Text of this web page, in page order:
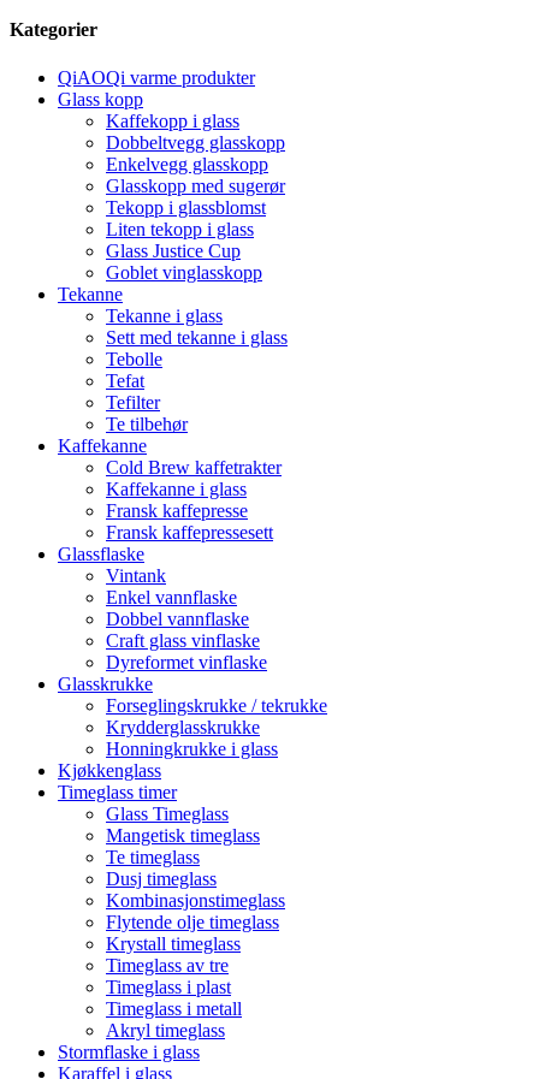
Kategorier
QiAOQi varme produkter
Glass kopp
Kaffekopp i glass
Dobbeltvegg glasskopp
Enkelvegg glasskopp
Glasskopp med sugerør
Tekopp i glassblomst
Liten tekopp i glass
Glass Justice Cup
Goblet vinglasskopp
Tekanne
Tekanne i glass
Sett med tekanne i glass
Tebolle
Tefat
Tefilter
Te tilbehør
Kaffekanne
Cold Brew kaffetrakter
Kaffekanne i glass
Fransk kaffepresse
Fransk kaffepressesett
Glassflaske
Vintank
Enkel vannflaske
Dobbel vannflaske
Craft glass vinflaske
Dyreformet vinflaske
Glasskrukke
Forseglingskrukke / tekrukke
Krydderglasskrukke
Honningkrukke i glass
Kjøkkenglass
Timeglass timer
Glass Timeglass
Mangetisk timeglass
Te timeglass
Dusj timeglass
Kombinasjonstimeglass
Flytende olje timeglass
Krystall timeglass
Timeglass av tre
Timeglass i plast
Timeglass i metall
Akryl timeglass
Stormflaske i glass
Karaffel i glass